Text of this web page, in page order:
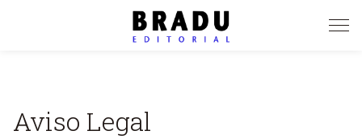
Aviso Legal